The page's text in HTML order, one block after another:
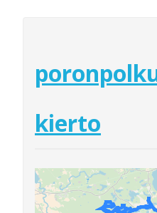
kierto